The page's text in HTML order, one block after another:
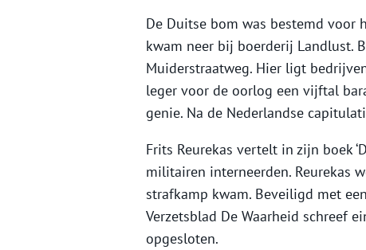
De Duitse bom was bestemd voor
kwam neer bij boerderij Landlust.
Muiderstraatweg. Hier ligt
leger voor de oorlog een vijftal
genie. Na de Nederlandse
Frits Reurekas vertelt in zijn boek
militairen interneerden. Reurekas
strafkamp kwam. Beveiligd met
Verzetsblad De Waarheid schreef
opgesloten.